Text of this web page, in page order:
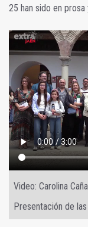
25 han sido en prosa
Video: Carolina
Presentación de